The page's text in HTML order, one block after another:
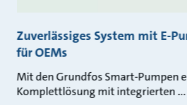
Zuverlässiges System mit E-
für OEMs
Mit den Grundfos Smart-Pumpen
Komplettlösung mit integrierten